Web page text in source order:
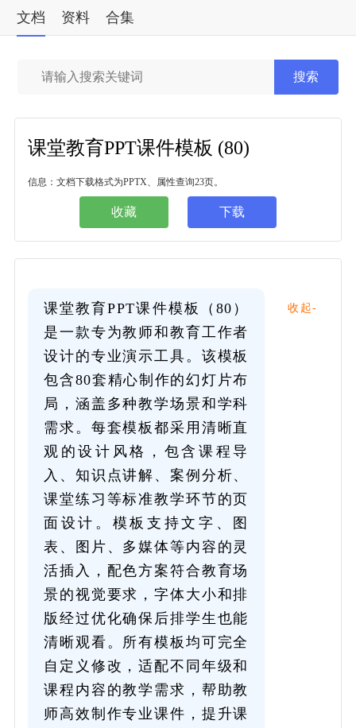
文档 资料 合集
搜索
课堂教育PPT课件模板 (80)
信息：文档下载格式为PPTX、属性查询23页。
收藏 下载
收起-
课堂教育PPT课件模板（80）
是一款专为教师和教育工作者
设计的专业演示工具。该模板
包含80套精心制作的幻灯片布
局，涵盖多种教学场景和学科
需求。每套模板都采用清晰直
观的设计风格，包含课程导
入、知识点讲解、案例分析、
课堂练习等标准教学环节的页
面设计。模板支持文字、图
表、图片、多媒体等内容的灵
活插入，配色方案符合教育场
景的视觉要求，字体大小和排
版经过优化确保后排学生也能
清晰观看。所有模板均可完全
自定义修改，适配不同年级和
课程内容的教学需求，帮助教
师高效制作专业课件，提升课